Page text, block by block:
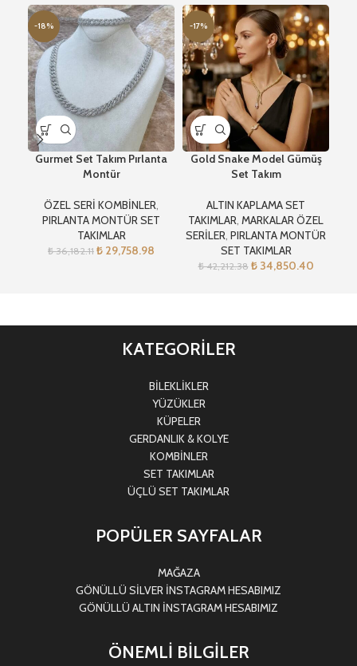
-18%
Gurmet Set Takım Pırlanta
Montür
ÖZEL SERİ KOMBİNLER,
PIRLANTA MONTÜR SET
TAKIMLAR
₺36,182.11 ₺ 29,758.98
-17%
Gold Snake Model Gümüş
Set Takım
ALTIN KAPLAMA SET
TAKIMLAR, MARKALAR ÖZEL
SERİLER, PIRLANTA MONTÜR
SET TAKIMLAR
₺42,212.38 ₺34,850.40
KATEGORİLER
BİLEKLİKLER
YÜZÜKLER
KÜPELER
GERDANLIK & KOLYE
KOMBİNLER
SET TAKIMLAR
ÜÇLÜ SET TAKIMLAR
POPÜLER SAYFALAR
MAĞAZA
GÖNÜLLÜ SİLVER İNSTAGRAM HESABIMIZ
GÖNÜLLÜ ALTIN İNSTAGRAM HESABIMIZ
ÖNEMLİ BİLGİLER